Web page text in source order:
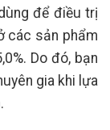
để điều trị
các sản phẩm
Do đó, bạn
gia khi lựa